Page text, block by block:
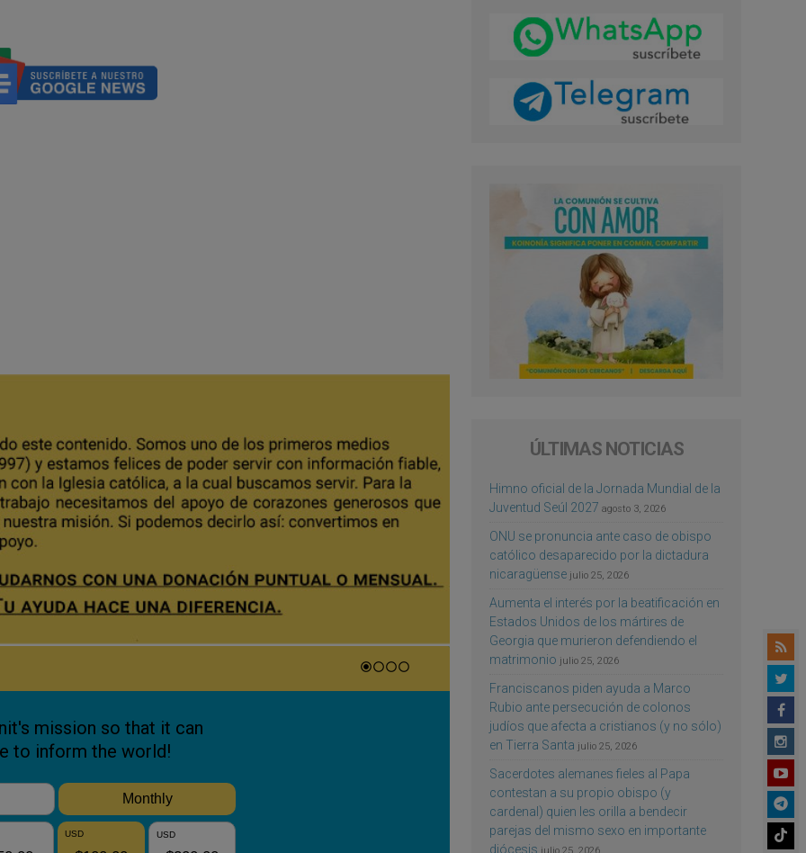
ÚLTIMAS NOTICIAS
Himno oficial de la Jornada Mundial de la
Juventud Seúl 2027 agosto 3, 2026
ONU se pronuncia ante caso de obispo
católico desaparecido por la dictadura
nicaragüense julio 25, 2026
Aumenta el interés por la beatificación en
Estados Unidos de los mártires de
Georgia que murieron defendiendo el
matrimonio julio 25, 2026
Franciscanos piden ayuda a Marco
Rubio ante persecución de colonos
judíos que afecta a cristianos (y no sólo)
en Tierra Santa julio 25, 2026
Sacerdotes alemanes fieles al Papa
contestan a su propio obispo (y
cardenal) quien les orilla a bendecir
parejas del mismo sexo en importante
diócesis